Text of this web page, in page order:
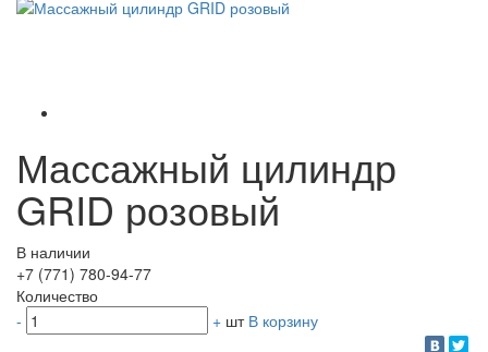
Массажный цилиндр
GRID розовый
В наличии
+7 (771) 780-94-77
Количество
-
+ шт В корзину